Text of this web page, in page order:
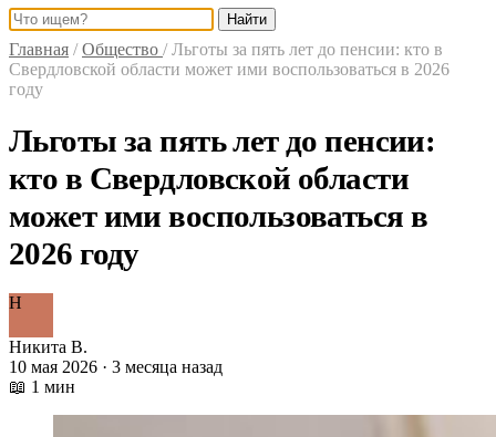
Найти
Главная / Общество / Льготы за пять лет до пенсии: кто в
Свердловской области может ими воспользоваться в 2026
году
Льготы за пять лет до пенсии:
кто в Свердловской области
может ими воспользоваться в
2026 году
Н
Никита В.
10 мая 2026 · 3 месяца назад
📖 1 мин